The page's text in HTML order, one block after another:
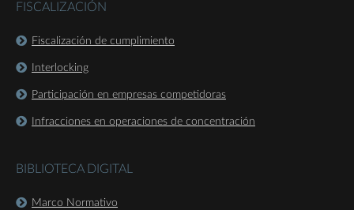
FISCALIZACIÓN
Fiscalización de cumplimiento
Interlocking
Participación en empresas competidoras
Infracciones en operaciones de concentración
BIBLIOTECA DIGITAL
Marco Normativo